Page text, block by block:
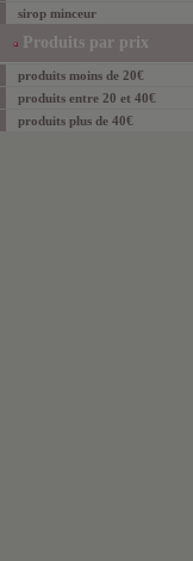
sirop minceur
Produits par prix
produits moins de 20€
produits entre 20 et 40€
produits plus de 40€